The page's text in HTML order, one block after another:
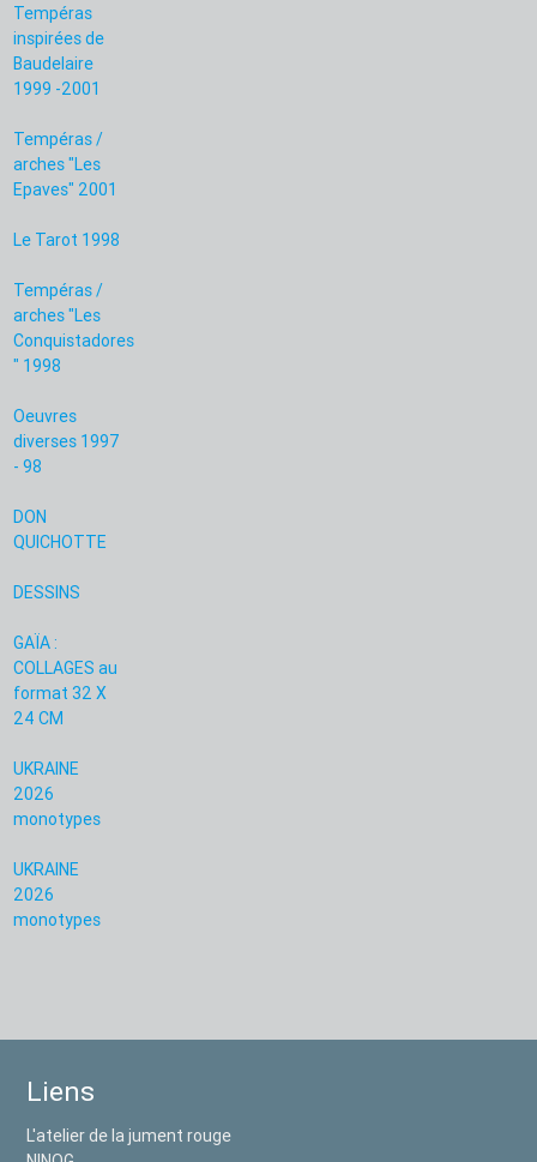
Tempéras
inspirées de
Baudelaire
1999 -2001
Tempéras /
arches "Les
Epaves" 2001
Le Tarot 1998
Tempéras /
arches "Les
Conquistadores
" 1998
Oeuvres
diverses 1997
- 98
DON
QUICHOTTE
DESSINS
GAÏA :
COLLAGES au
format 32 X
24 CM
UKRAINE
2026
monotypes
UKRAINE
2026
monotypes
Liens
L'atelier de la jument rouge